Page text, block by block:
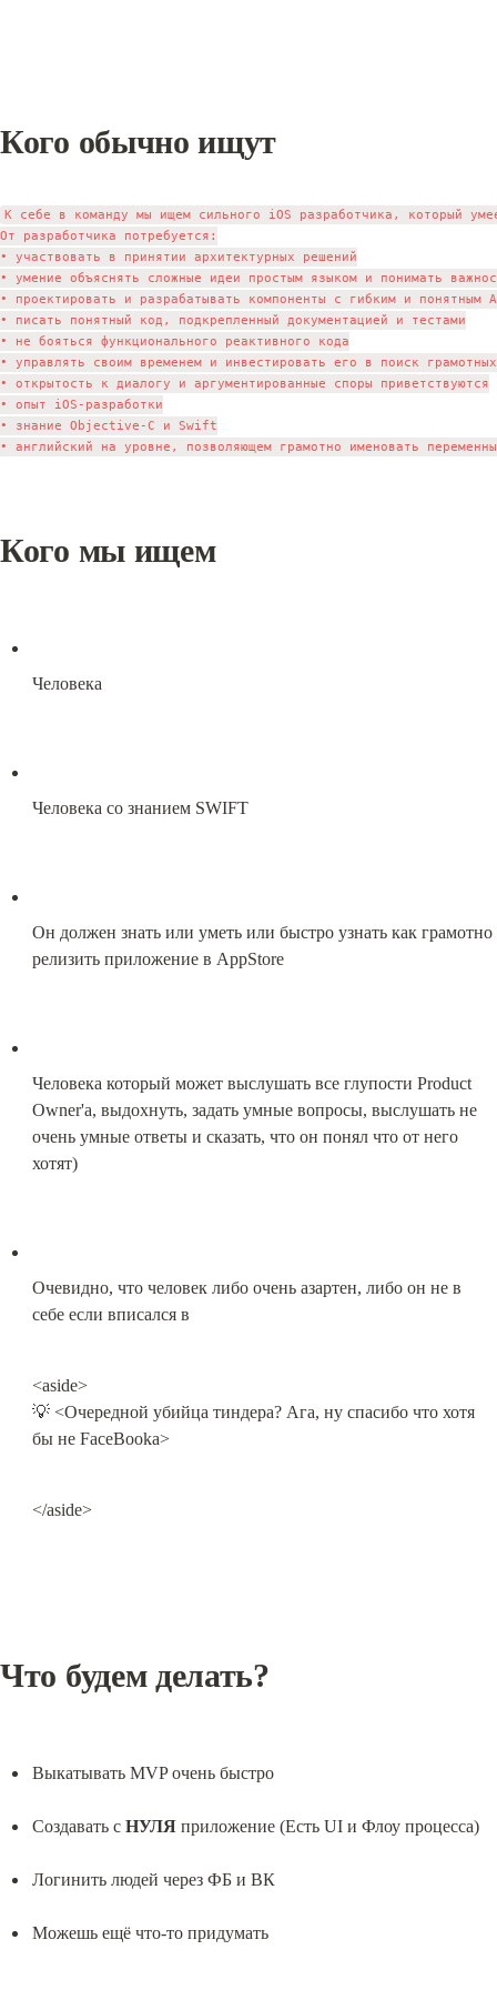
Кого обычно ищут
К себе в команду мы ищем сильного iOS разработчика, который
От разработчика потребуется:
• участвовать в принятии архитектурных решений
• умение объяснять сложные идеи простым языком и понимать
• проектировать и разрабатывать компоненты с гибким и понятным
• писать понятный код, подкрепленный документацией и тестами
• не бояться функционального реактивного кода
• управлять своим временем и инвестировать его в поиск
• открытость к диалогу и аргументированные споры приветствуются
• опыт iOS-разработки
• знание Objective-C и Swift
Кого мы ищем
Человека
Человека со знанием SWIFT
Он должен знать или уметь или быстро узнать как грамотно
релизить приложение в AppStore
Человека который может выслушать все глупости Product
Owner'a, выдохнуть, задать умные вопросы, выслушать не
очень умные ответы и сказать, что он понял что от него
хотят)
Очевидно, что человек либо очень азартен, либо он не в
себе если вписался в
<aside>
💡 <Очередной убийца тиндера? Ага, ну спасибо что хотя
бы не FaceBookа>
</aside>
Что будем делать?
Выкатывать MVP очень быстро
Создавать с НУЛЯ приложение (Есть UI и Флоу процесса)
Логинить людей через ФБ и ВК
Можешь ещё что-то придумать